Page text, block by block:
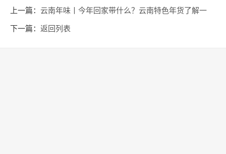
上一篇： 云南年味丨今年回家带什么？云南特色年货了解一
下！
下一篇： 返回列表